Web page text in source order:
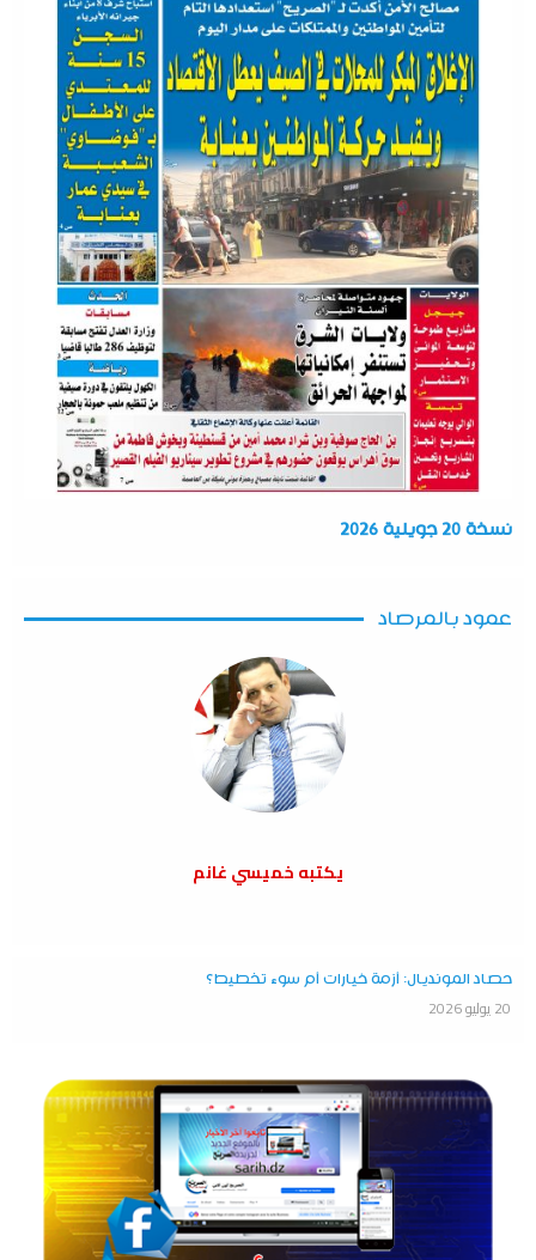
نسخة 20 جويلية 2026
عمود بالمرصاد
يكتبه خميسي غانم
حصاد المونديال: أزمة خيارات أم سوء تخطيط؟
20 يوليو 2026